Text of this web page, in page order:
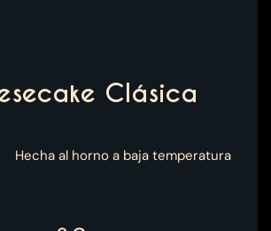
Clásica
Hecha al horno a baja temperatura